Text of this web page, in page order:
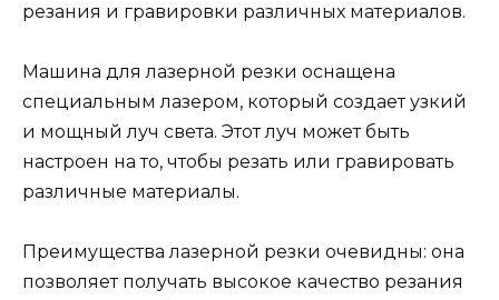
резания и гравировки различных материалов.
Машина для лазерной резки оснащена
специальным лазером, который создает узкий
и мощный луч света. Этот луч может быть
настроен на то, чтобы резать или гравировать
различные материалы.
Преимущества лазерной резки очевидны: она
позволяет получать высокое качество резания